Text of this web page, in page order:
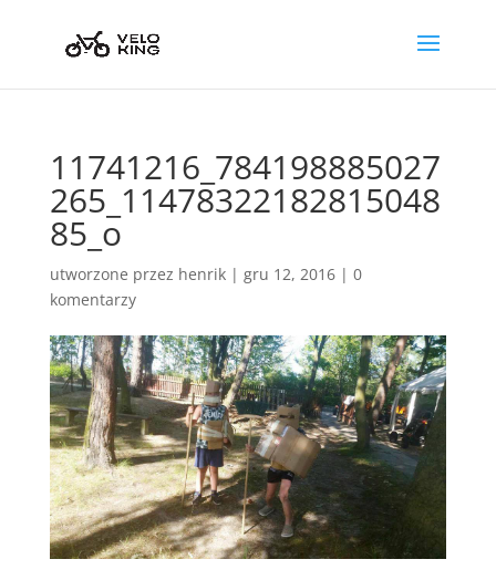
11741216_784198885027
265_11478322182815048
85_o
utworzone przez henrik| gru 12, 2016| 0
komentarzy